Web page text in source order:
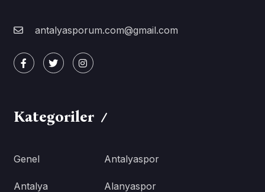
antalyasporum.com@gmail.com
Kategoriler
Genel Antalyaspor
Antalya Alanyaspor